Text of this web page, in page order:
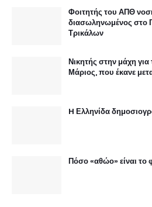
Φοιτητής του ΑΠΘ
διασωληνωμένος στο
Τρικάλων
Νικητής στην μάχη
Μάριος, που έκανε
H Ελληνίδα
Πόσο «αθώο» είναι το